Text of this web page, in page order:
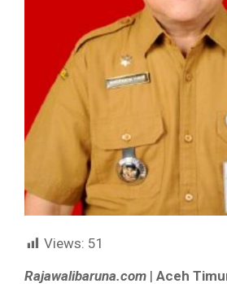
Views: 51
Rajawalibaruna.com | Aceh